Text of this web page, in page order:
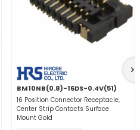
BM10NB(0.8)-16DS-0.4V(51)
16 Position Connector Receptacle,
Center Strip Contacts Surface
Mount Gold